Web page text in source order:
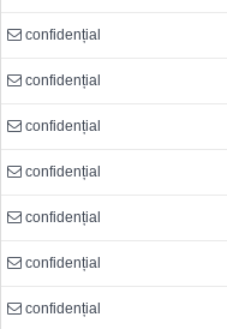
confidențial
confidențial
confidențial
confidențial
confidențial
confidențial
confidențial